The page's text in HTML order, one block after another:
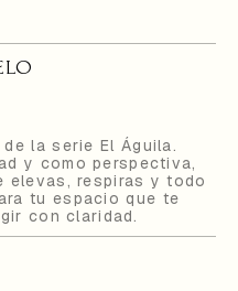
de la serieEl Águila.
y como perspectiva,
elevas, respiras y todo
tu espacio que te
con claridad.